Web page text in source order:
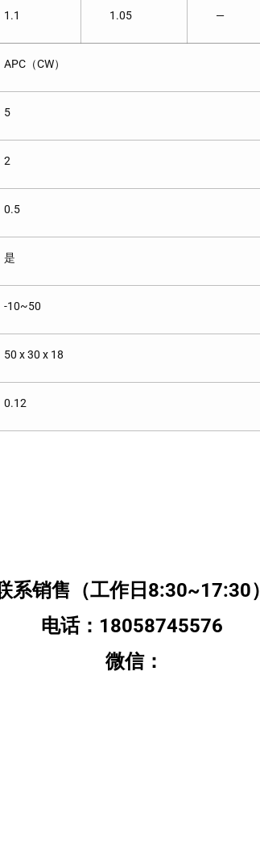
1.1 1.05 —
APC（CW）
5
2
0.5
是
-10~50
50 x 30 x 18
0.12
系销售（工作日8:30~17:30）
电话：18058745576
微信：